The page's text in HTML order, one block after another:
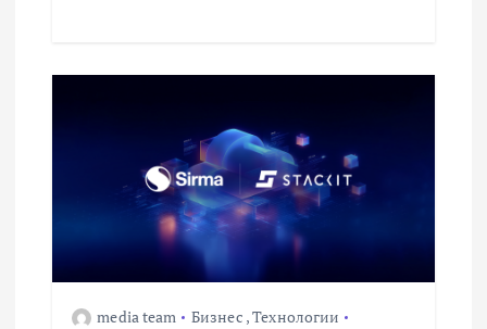
media team Бизнес ,Технологии